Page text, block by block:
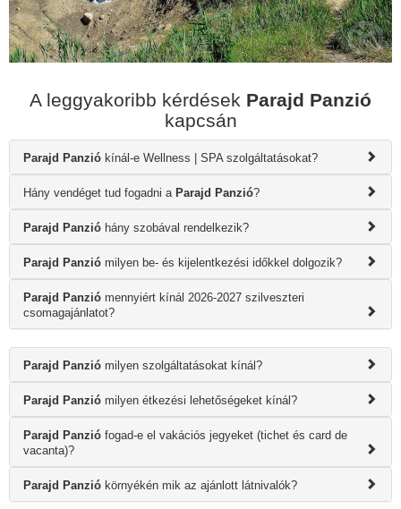
A leggyakoribb kérdések Parajd Panzió
kapcsán
Parajd Panzió kínál-e Wellness | SPA szolgáltatásokat?
Hány vendéget tud fogadni a Parajd Panzió?
Parajd Panzió hány szobával rendelkezik?
Parajd Panzió milyen be- és kijelentkezési időkkel dolgozik?
Parajd Panzió mennyiért kínál 2026-2027 szilveszteri
csomagajánlatot?
Parajd Panzió milyen szolgáltatásokat kínál?
Parajd Panzió milyen étkezési lehetőségeket kínál?
Parajd Panzió fogad-e el vakációs jegyeket (tichet és card de
vacanta)?
Parajd Panzió környékén mik az ajánlott látnivalók?